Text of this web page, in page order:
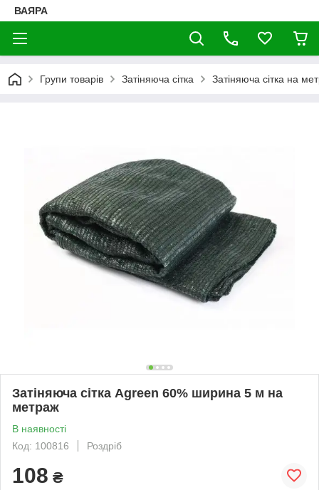
ВАЯРА
Групи товарів Затіняюча сітка Затіняюча сітка на
Затіняюча сітка Agreen 60% ширина 5 м на
метраж
В наявності
Код: 100816
Роздріб
108 ₴